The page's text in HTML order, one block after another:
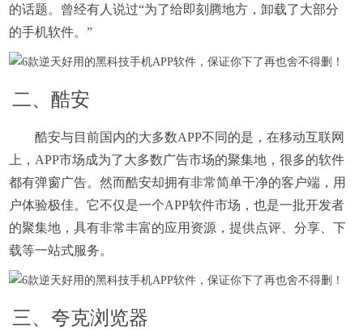
的话题。曾经有人说过“为了给即刻腾地方，卸载了大部分
的手机软件。”
二、酷安
酷安与目前国内的大多数APP不同的是，在移动互联网
上，APP市场成为了大多数广告市场的聚集地，很多的软件
都有弹窗广告。然而酷安却拥有非常简单干净的客户端，用
户体验极佳。它不仅是一个APP软件市场，也是一批开发者
的聚集地，具有非常丰富的应用资源，提供点评、分享、下
载等一站式服务。
三、夸克浏览器